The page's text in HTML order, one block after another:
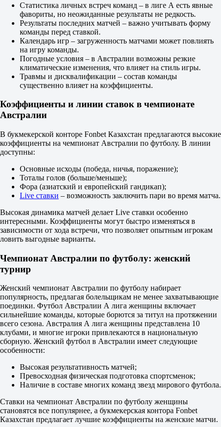
Тотал
1.55
Да
1.65
Нет
Проход 1
Проход 2
3.55
ИТ 1
1.50
2.45
ИТ 2
Б
М
0.5
1.06
6.90
-
Хейдельберг Юнайтед
12 августа в 12:45
7.30
5.40
1.27
1X
12
3.10
1.08
1.03
1
2
+1.5
Статистика личных встреч команд – в лиге А есть явные
фавориты, но неожиданные результаты не редкость.
Результаты последних матчей – важно учитывать форму
команды перед ставкой.
Календарь игр – загруженность матчами может повлиять
на игру команды.
Погодные условия – в Австралии возможны резкие
климатические изменения, что влияет на стиль игры.
Травмы и дисквалификации – состав команды
существенно влияет на коэффициенты.
Коэффициенты и линии ставок в чемпионате
Австралии
В букмекерской конторе Fonbet Казахстан предлагаются высокие
коэффициенты на чемпионат Австралии по футболу. В линии
доступны:
Основные исходы (победа, ничья, поражение);
Тоталы голов (больше/меньше);
Фора (азиатский и европейский гандикап);
Live ставки – возможность заключить пари во время матча.
Высокая динамика матчей делает Live ставки особенно
интересными. Коэффициенты могут быстро изменяться в
зависимости от хода встречи, что позволяет опытным игрокам
ловить выгодные варианты.
Чемпионат Австралии по футболу: женский
турнир
Женский чемпионат Австралии по футболу набирает
популярность, предлагая болельщикам не менее захватывающие
поединки. Футбол Австралии А лига женщины включает
сильнейшие команды, которые борются за титул на протяжении
всего сезона. Австралия А лига женщины представлена 10
клубами, и многие игроки привлекаются в национальную
сборную. Женский футбол в Австралии имеет следующие
особенности:
Высокая результативность матчей;
Превосходная физическая подготовка спортсменок;
Наличие в составе многих команд звезд мирового футбола.
Ставки на чемпионат Австралии по футболу женщины
становятся все популярнее, а букмекерская контора Fonbet
Казахстан предлагает лучшие коэффициенты на женские матчи.